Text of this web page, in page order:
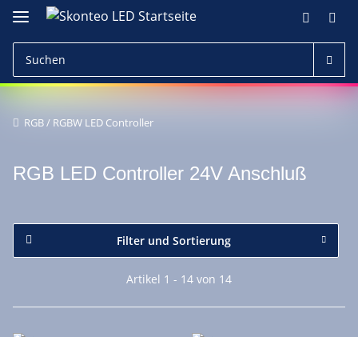
RGB / RGBW LED Controller
RGB LED Controller 24V Anschluß
Filter und Sortierung
Artikel 1 - 14 von 14